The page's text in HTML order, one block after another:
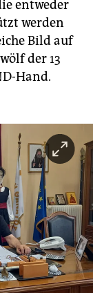
entweder
werden
Bild auf
der 13
Hand.